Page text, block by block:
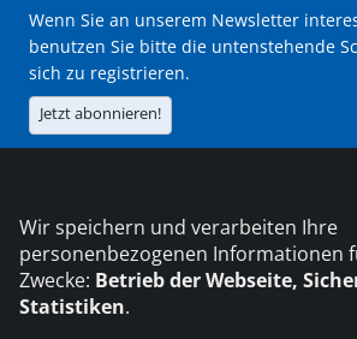
Wenn Sie an unserem Newsletter
benutzen Sie bitte die untenstehende
sich zu registrieren.
Jetzt abonnieren!
Die DVS Media GmbH ist ein
Wir speichern und verarbeiten Ihre
personenbezogenen Informationen
Zwecke: Betrieb der Webseite,
Statistiken.